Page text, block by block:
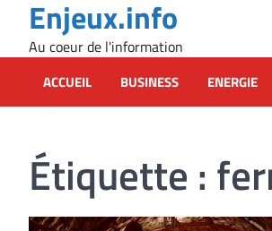
content
Enjeux.info
Au coeur de l'information
ACCUEIL BUSINESS ENERGIE
Étiquette :